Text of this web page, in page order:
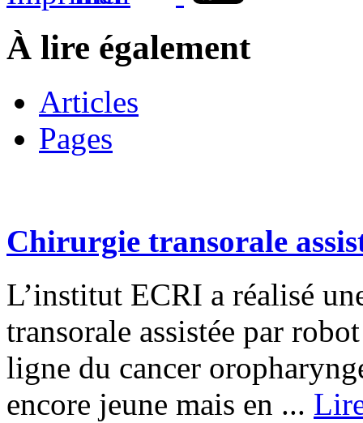
À lire également
Articles
Pages
Chirurgie transorale
L’institut ECRI a réalisé
transorale assistée par
ligne du cancer
encore jeune mais en ...